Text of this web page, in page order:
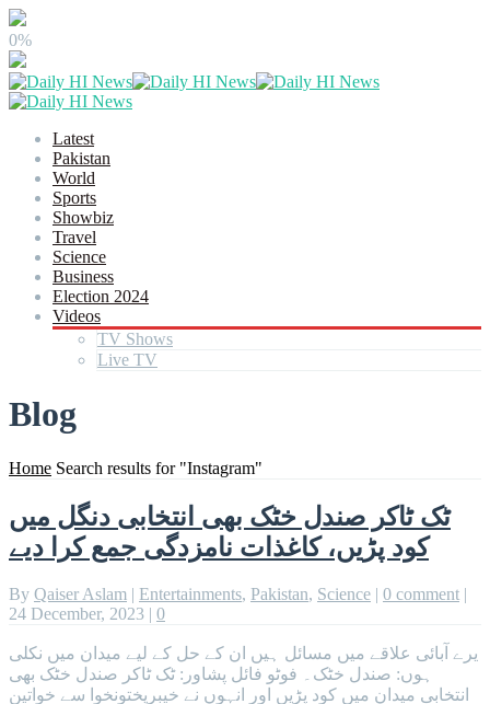
0%
Latest
Pakistan
World
Sports
Showbiz
Travel
Science
Business
Election 2024
Videos
TV Shows
Live TV
Blog
Home Search results for "Instagram"
ٹک ٹاکر صندل خٹک بھی انتخابی دنگل میں
کود پڑیں، کاغذات نامزدگی جمع کرا دیے
By Qaiser Aslam | Entertainments, Pakistan, Science | 0 comment |
24 December, 2023 | 0
یرے آبائی علاقے میں مسائل ہیں ان کے حل کے لیے میدان میں نکلی
ہوں: صندل خٹک۔ فوٹو فائل پشاور: ٹک ٹاکر صندل خٹک بھی
انتخابی میدان میں کود پڑیں اور انہوں نے خیبرپختونخوا سے خواتین